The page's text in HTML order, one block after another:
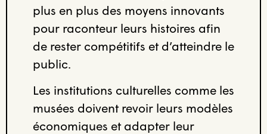
plus en plus des moyens innovants
pour raconteur leurs histoires afin
de rester compétitifs et d’atteindre le
public.
Les institutions culturelles comme les
musées doivent revoir leurs modèles
économiques et adapter leur